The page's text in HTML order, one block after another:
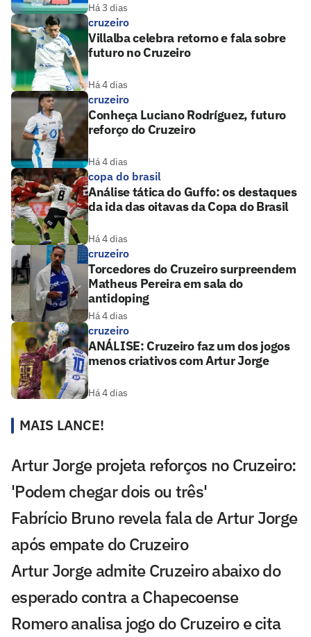
Há 3 dias
cruzeiro
Villalba celebra retorno e fala sobre
futuro no Cruzeiro
Há 4 dias
cruzeiro
Conheça Luciano Rodríguez, futuro
reforço do Cruzeiro
Há 4 dias
copa do brasil
Análise tática do Guffo: os destaques
da ida das oitavas da Copa do Brasil
Há 4 dias
cruzeiro
Torcedores do Cruzeiro surpreendem
Matheus Pereira em sala do
antidoping
Há 4 dias
cruzeiro
ANÁLISE: Cruzeiro faz um dos jogos
menos criativos com Artur Jorge
Há 4 dias
MAIS LANCE!
Artur Jorge projeta reforços no Cruzeiro:
'Podem chegar dois ou três'
Fabrício Bruno revela fala de Artur Jorge
após empate do Cruzeiro
Artur Jorge admite Cruzeiro abaixo do
esperado contra a Chapecoense
Romero analisa jogo do Cruzeiro e cita